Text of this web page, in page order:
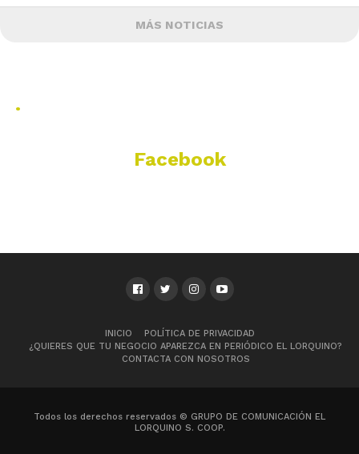
MÁS NOTICIAS
.
Facebook
INICIO
POLÍTICA DE PRIVACIDAD
¿QUIERES QUE TU NEGOCIO APAREZCA EN PERIÓDICO EL LORQUINO?
CONTACTA CON NOSOTROS
Todos los derechos reservados © GRUPO DE COMUNICACIÓN EL
LORQUINO S. COOP.